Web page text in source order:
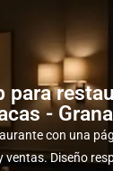
para
-
con una
Diseño